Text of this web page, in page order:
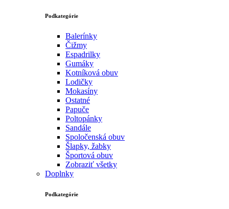
Podkategórie
Balerínky
Čižmy
Espadrilky
Gumáky
Kotníková obuv
Lodičky
Mokasíny
Ostatné
Papuče
Poltopánky
Sandále
Spoločenská obuv
Šlapky, žabky
Športová obuv
Zobraziť všetky
Doplnky
Podkategórie